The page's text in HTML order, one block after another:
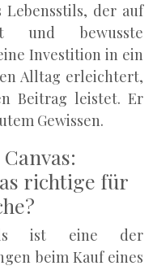
Lebensstils, der auf
und bewusste
Investition in ein
Alltag erleichtert,
Beitrag leistet. Er
Gewissen.
richtige für
ist eine der
beim Kauf eines